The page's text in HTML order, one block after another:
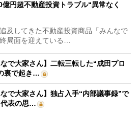
億円超不動産投資トラブル“異常なく
及してきた不動産投資商品「みんなで
局面を迎えている…
で大家さん】二転三転した“成田プロ
裏で起き…
で大家さん】独占入手“内部議事録”で
代表の思…